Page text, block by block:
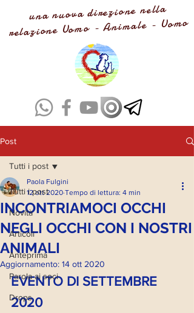
una nuova direzione nella
relazione Uomo - Animale - Uomo
Post
Tutti i post
Novità
Articoli
Anteprima
Parola ai soci
Drops
Tutti i post
INCONTRIAMOCI OCCHI
NEGLI OCCHI CON I NOSTRI
ANIMALI
Paola Fulgini
12 ott 2020 Tempo di lettura: 4 min
Aggiornamento: 14 ott 2020
EVENTO DI SETTEMBRE
2020